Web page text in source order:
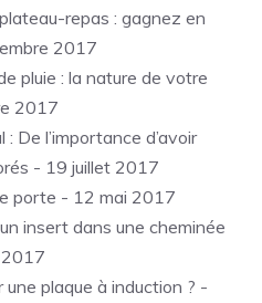
repas : gagnez en
2017
pluie : la nature de votre
2017
De l’importance d’avoir
- 19 juillet 2017
porte - 12 mai 2017
insert dans une cheminée
plaque à induction ? -